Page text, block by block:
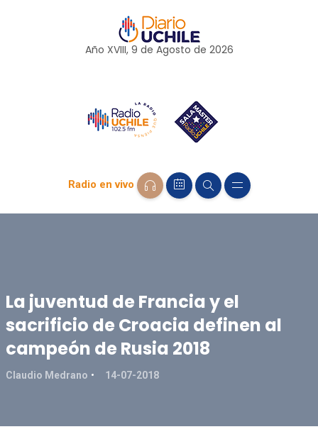
Año XVIII, 9 de Agosto de 2026
Radio en vivo
La juventud de Francia y el
sacrificio de Croacia definen al
campeón de Rusia 2018
Claudio Medrano 14-07-2018